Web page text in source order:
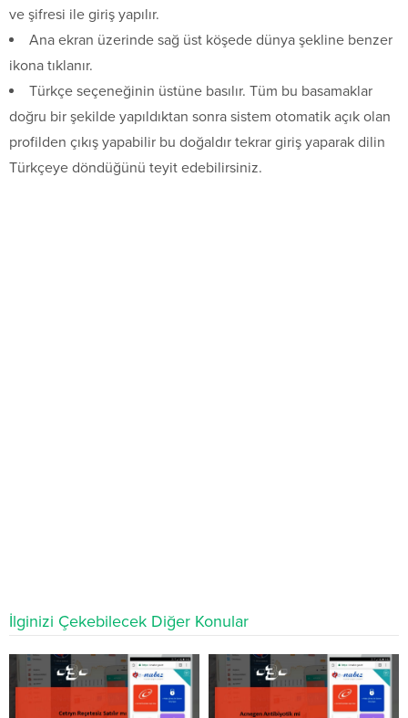
ve şifresi ile giriş yapılır.
Ana ekran üzerinde sağ üst köşede dünya şekline benzer
ikona tıklanır.
Türkçe seçeneğinin üstüne basılır. Tüm bu basamaklar
doğru bir şekilde yapıldıktan sonra sistem otomatik açık olan
profilden çıkış yapabilir bu doğaldır tekrar giriş yaparak dilin
Türkçeye döndüğünü teyit edebilirsiniz.
İlginizi Çekebilecek Diğer Konular